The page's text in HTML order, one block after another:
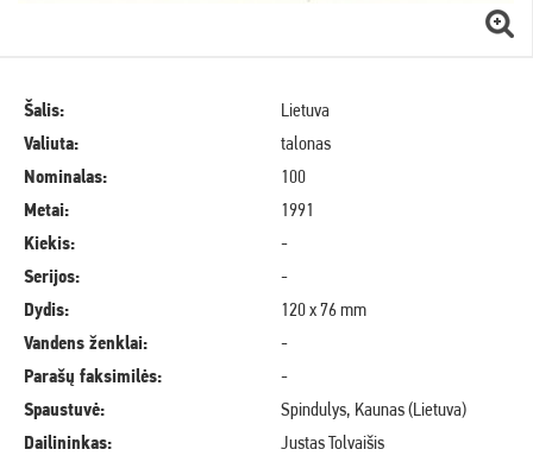
Šalis:
Lietuva
Valiuta:
talonas
Nominalas:
100
Metai:
1991
Kiekis:
-
Serijos:
-
Dydis:
120 x 76 mm
Vandens ženklai:
-
Parašų faksimilės:
-
Spaustuvė:
Spindulys, Kaunas (Lietuva)
Dailininkas:
Justas Tolvaišis